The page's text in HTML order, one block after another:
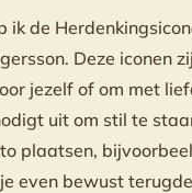
de
Deze iconen
jezelf of om met
uit om stil te
plaatsen,
even bewust